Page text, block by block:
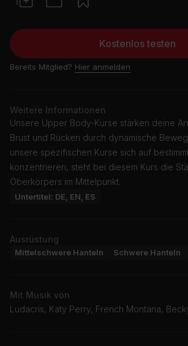
Kostenlos testen
Bereits Mitglied? Hier anmelden
Weitere Informationen
Unsere Upper Body-Kurse stärken deine
Brust und Rücken durch dynamische
unsere spezifischen Kurse sich auf
konzentrieren, steht bei diesem Kurs die
Oberkörpers im Mittelpunkt.
Untertitel: DE, EN, ES
Ausrüstung
Mittelschwere Hanteln Schwere Hanteln
Mit Musik von
Ludacris, Katy Perry, French Montana,